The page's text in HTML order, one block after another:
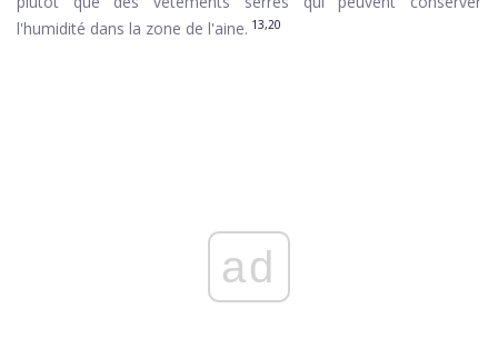
l'humidité dans la zone de l'aine. 13,20
ad